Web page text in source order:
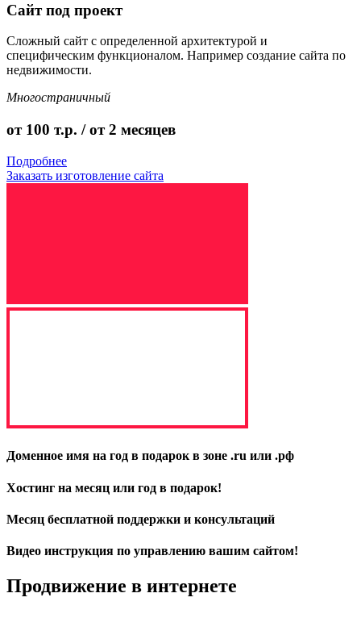
Сайт под проект
Сложный сайт с определенной архитектурой и
специфическим функционалом. Например создание сайта по
недвижимости.
Многостраничный
от 100 т.р. / от 2 месяцев
Подробнее
Заказать изготовление сайта
сайта
сайта
Доменное имя на год в подарок в зоне .ru или .рф
Хостинг на месяц или год в подарок!
Месяц бесплатной поддержки и консультаций
Видео инструкция по управлению вашим сайтом!
Продвижение в интернете